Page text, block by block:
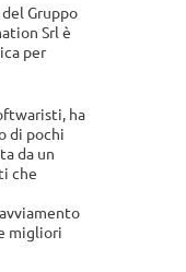
Gruppo
Srl è
per
ha
di pochi
da un
che
migliori